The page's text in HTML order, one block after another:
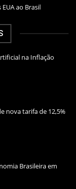
ao Brasil
na Inflação
nova tarifa de 12,5%
Brasileira em